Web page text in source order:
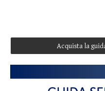
Acquista la